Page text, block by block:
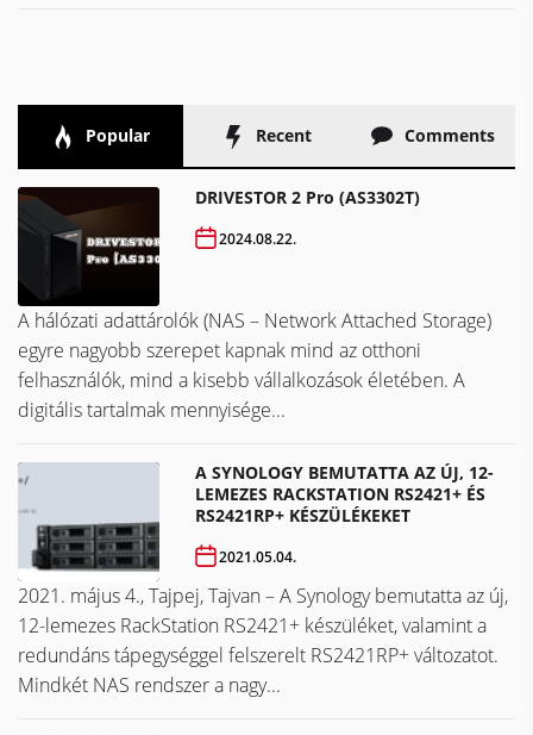
Popular Recent Comments
DRIVESTOR 2 Pro (AS3302T)
2024.08.22.
A hálózati adattárolók (NAS – Network Attached Storage)
egyre nagyobb szerepet kapnak mind az otthoni
felhasználók, mind a kisebb vállalkozások életében. A
digitális tartalmak mennyisége...
A SYNOLOGY BEMUTATTA AZ ÚJ, 12-
LEMEZES RACKSTATION RS2421+ ÉS
RS2421RP+ KÉSZÜLÉKEKET
2021.05.04.
2021. május 4., Tajpej, Tajvan – A Synology bemutatta az új,
12-lemezes RackStation RS2421+ készüléket, valamint a
redundáns tápegységgel felszerelt RS2421RP+ változatot.
Mindkét NAS rendszer a nagy...